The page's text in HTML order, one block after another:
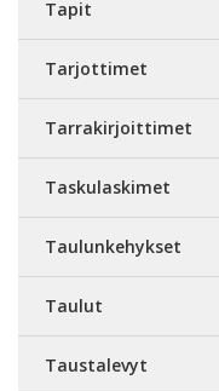
Tapit
Tarjottimet
Tarrakirjoittimet
Taskulaskimet
Taulunkehykset
Taulut
Taustalevyt